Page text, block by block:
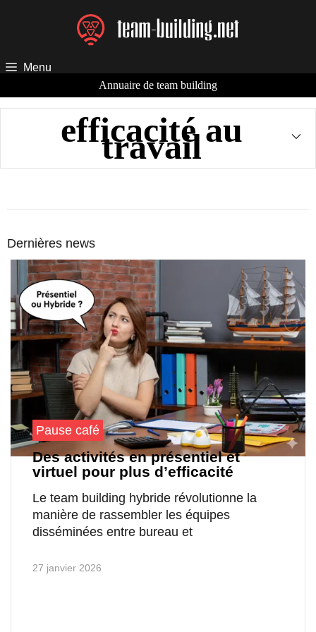
Menu
Annuaire de team building
efficacité au
travail
Dernières news
Pause café
Des activités en présentiel et
virtuel pour plus d’efficacité
Le team building hybride révolutionne la
manière de rassembler les équipes
disséminées entre bureau et
27 janvier 2026